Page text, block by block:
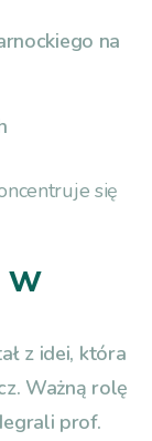
na
się
w
z idei, która
Ważną rolę
prof.